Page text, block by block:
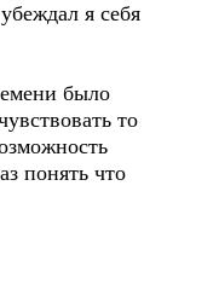
я себя
было
то
понять что